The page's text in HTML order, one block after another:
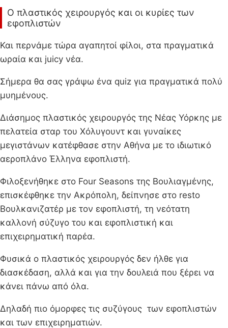
Ο πλαστικός χειρουργός και οι κυρίες των
εφοπλιστών
Και περνάμε τώρα αγαπητοί φίλοι, στα πραγματικά
ωραία και juicy νέα.
Σήμερα θα σας γράψω ένα quiz για πραγματικά πολύ
μυημένους.
Διάσημος πλαστικός χειρουργός της Νέας Υόρκης με
πελατεία σταρ του Χόλυγουντ και γυναίκες
μεγιστάνων κατέφθασε στην Αθήνα με το ιδιωτικό
αεροπλάνο Έλληνα εφοπλιστή.
Φιλοξενήθηκε στο Four Seasons της Βουλιαγμένης,
επισκέφθηκε την Ακρόπολη, δείπνησε στο resto
Βουλκανιζατέρ με τον εφοπλιστή, τη νεότατη
καλλονή σύζυγο του και εφοπλιστική και
επιχειρηματική παρέα.
Φυσικά ο πλαστικός χειρουργός δεν ήλθε για
διασκέδαση, αλλά και για την δουλειά που ξέρει να
κάνει πάνω από όλα.
Δηλαδή πιο όμορφες τις συζύγους των εφοπλιστών
και των επιχειρηματιών.